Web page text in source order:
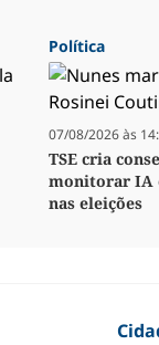
Política
07/08/2026 às
TSE cria
monitorar IA
nas eleições